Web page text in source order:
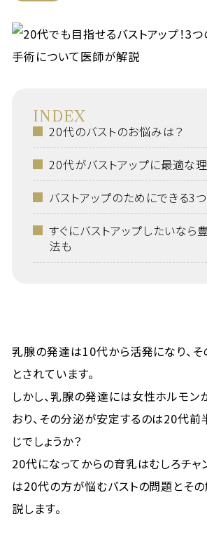
INDEX
20代のバストのお悩みは？
20代がバストアップに最適な
バストアップのためにできる3
すぐにバストアップしたいなら
法も
乳腺の発達は10代から活発になり、
とされています。
しかし、乳腺の発達には女性ホルモン
おり、その分泌が安定するのは20代前
じでしょうか？
20代になってからの育乳はむしろチャ
は20代の方が悩むバストの問題とそ
説します。